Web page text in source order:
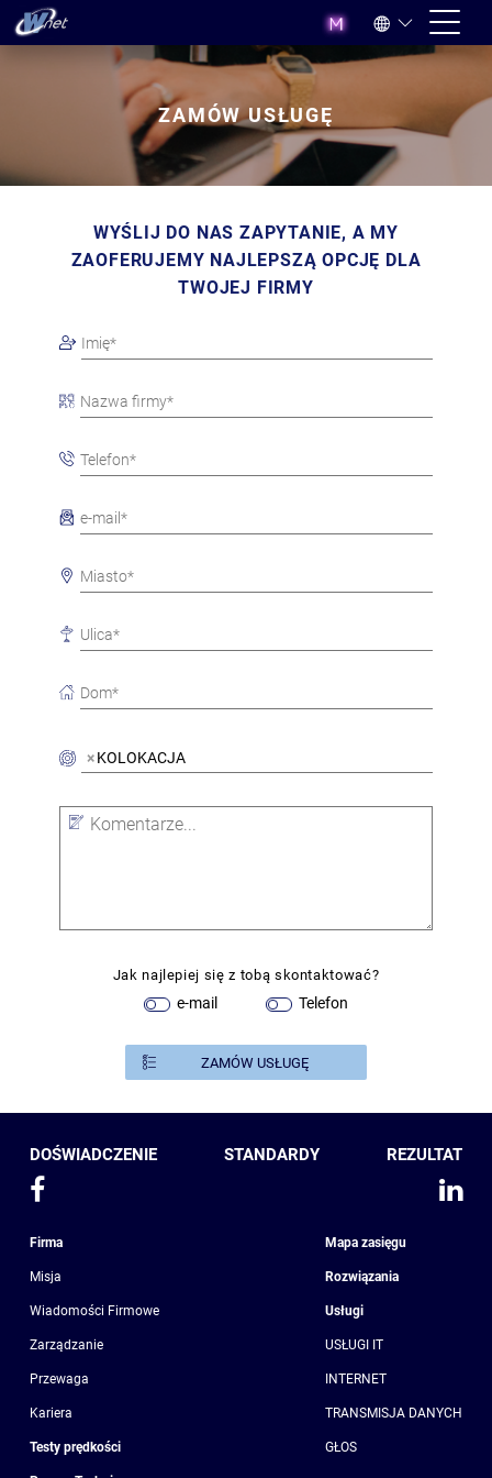
ZAMÓW USŁUGĘ
WYŚLIJ DO NAS ZAPYTANIE, A MY
ZAOFERUJEMY NAJLEPSZĄ OPCJĘ DLA
TWOJEJ FIRMY
×KOLOKACJA
Jak najlepiej się z tobą skontaktować?
e-mail Telefon
DOŚWIADCZENIE STANDARDY REZULTAT
Firma
Misja
Wiadomości Firmowe
Zarządzanie
Przewaga
Kariera
Testy prędkości
Mapa zasięgu
Rozwiązania
Usługi
USŁUGI IT
INTERNET
TRANSMISJA DANYCH
GŁOS